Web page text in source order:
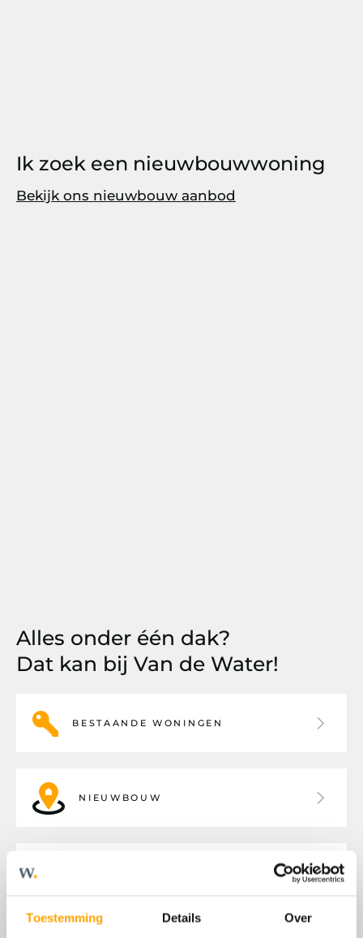
Toestemming Details Over
Ik zoek een nieuwbouwwoning
Bekijk ons nieuwbouw aanbod
Alles onder één dak?
Dat kan bij Van de Water!
BESTAANDE WONINGEN
NIEUWBOUW